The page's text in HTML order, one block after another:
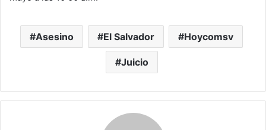
Asesino El Salvador Hoycomsv
Juicio